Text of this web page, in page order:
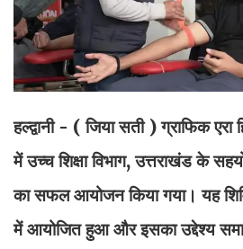
हल्द्वानी - ( जिया सती )ग्राफिक एरा
में उच्च शिक्षा विभाग, उत्तराखंड के
का सफल आयोजन किया गया। यह
में आयोजित हुआ और इसका उद्देश्य